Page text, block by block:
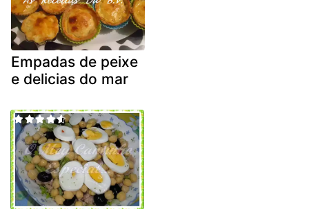
Empadas de peixe
e delicias do mar